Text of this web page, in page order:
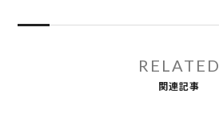
RELATED
関連記事